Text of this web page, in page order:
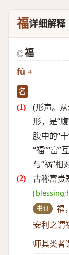
福详细解释
◎ 福
fú
名
(形声。
形，是“
腹中的“
“福”“富”
与“祸”相
古称富贵
书证 福
安利之谓
师其类者